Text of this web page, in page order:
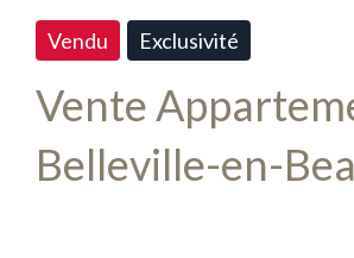
Vendu Exclusivité
Vente
Belleville-en-